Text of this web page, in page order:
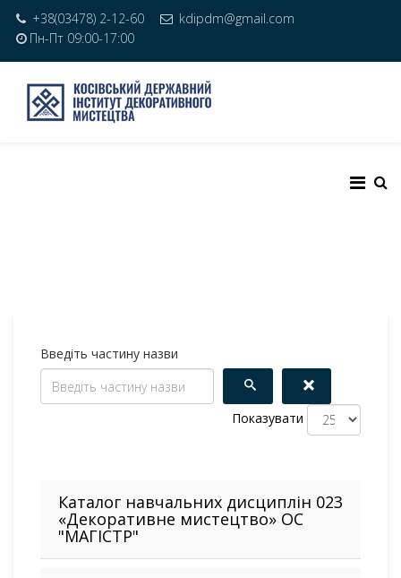
+38(03478) 2-12-60
kdipdm@gmail.com
Пн-Пт 09:00-17:00
Введіть частину назви
Показувати
Каталог навчальних дисциплін 023
«Декоративне мистецтво» ОС
"МАГІСТР"